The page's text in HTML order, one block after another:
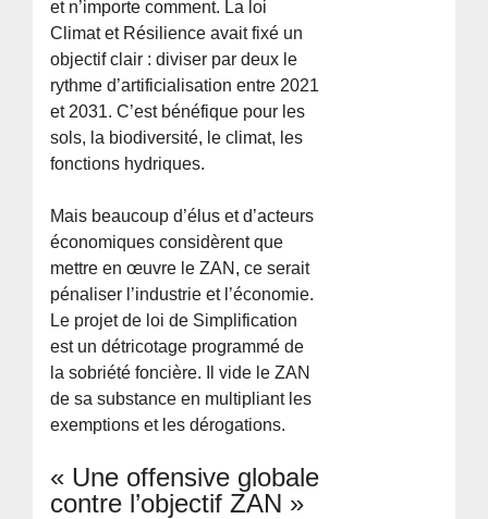
et n’importe comment. La loi
Climat et Résilience avait fixé un
objectif clair : diviser par deux le
rythme d’artificialisation entre 2021
et 2031. C’est bénéfique pour les
sols, la biodiversité, le climat, les
fonctions hydriques.
Mais beaucoup d’élus et d’acteurs
économiques considèrent que
mettre en œuvre le ZAN, ce serait
pénaliser l’industrie et l’économie.
Le projet de loi de Simplification
est un détricotage programmé de
la sobriété foncière. Il vide le ZAN
de sa substance en multipliant les
exemptions et les dérogations.
« Une offensive globale
contre l’objectif ZAN »